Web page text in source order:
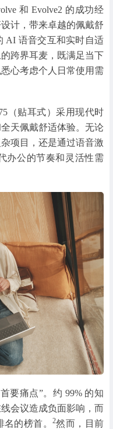
和 Evolve2 的成功经
计，带来卓越的佩戴舒
AI 语音交互和实时自适
跨界耳麦，既满足当下
心考虑个人日常使用需
（贴耳式）采用现代时
天佩戴舒适体验。无论
项目，还是通过语音激
办公的节奏和灵活性需
要痛点”。约 99% 的知
会议造成负面影响，而
的榜首。
2然而，目前